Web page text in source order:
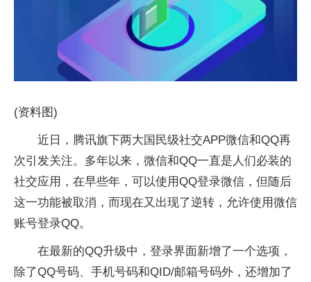
(资料图)
近日，腾讯旗下两大国民级社交APP微信和QQ再
次引发关注。多年以来，微信和QQ一直是人们必装的
社交应用，在早些年，可以使用QQ登录微信，但随后
这一功能被取消，而现在又出现了逆转，允许使用微信
账号登录QQ。
在最新的QQ升级中，登录界面新增了一个选项，
除了QQ号码、手机号码和QID/邮箱号码外，还增加了